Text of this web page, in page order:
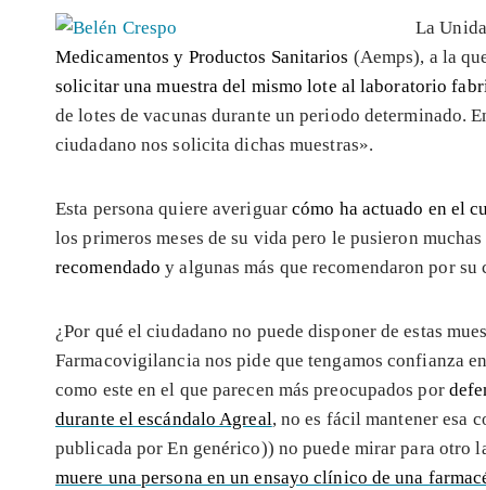
La
Medicamentos y Productos Sanitarios (Aemps), a la
solicitar una muestra del mismo lote al laboratorio
de lotes de vacunas durante un periodo determinado.
ciudadano nos solicita dichas muestras».
Esta persona quiere averiguarcómo ha actuado en el
los primeros meses de su vida pero le pusieron
recomendado y algunas más que recomendaron por
¿Por qué el ciudadano no puede disponer de estas
Farmacovigilancia nos pide que tengamos confianza
como este en el que parecen más preocupados por
durante el escándalo Agreal, no es fácil mantener esa
publicada por En genérico)) no puede mirar para otro
muere una persona en un ensayo clínico de una